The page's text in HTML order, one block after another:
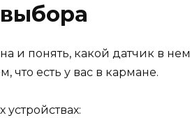
и понять, какой датчик в нем
что есть у вас в кармане.